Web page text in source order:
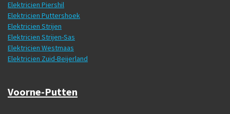
Elektricien Piershil
Elektricien Puttershoek
Elektricien Strijen
Elektricien Strijen-Sas
Elektricien Westmaas
Elektricien Zuid-Beijerland
Voorne-Putten